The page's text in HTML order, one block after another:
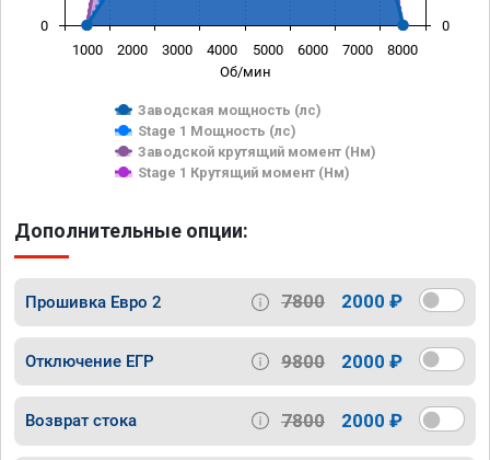
Об/мин
Заводская мощность (лс)
Stage 1 Мощность (лс)
Заводской крутящий момент (Нм)
Stage 1 Крутящий момент (Нм)
1000 2000 3000 4000 5000 6000 7000 8000
0 0
Дополнительные опции:
Прошивка Евро 2 7800 2000 ₽
Отключение ЕГР 9800 2000 ₽
Возврат стока 7800 2000 ₽